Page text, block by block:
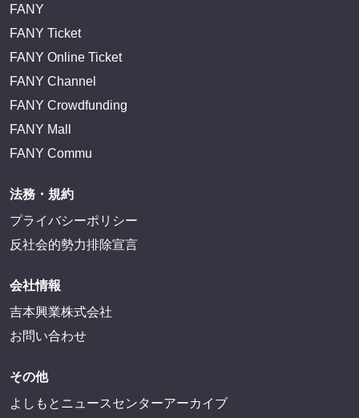
FANY
FANY Ticket
FANY Online Ticket
FANY Channel
FANY Crowdfunding
FANY Mall
FANY Commu
法務・規約
プライバシーポリシー
反社会的勢力排除宣言
会社情報
吉本興業株式会社
お問い合わせ
その他
よしもとニュースセンターアーカイブ